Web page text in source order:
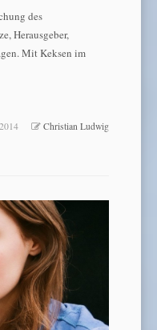
des
Herausgeber,
Mit Keksen im
Christian Ludwig